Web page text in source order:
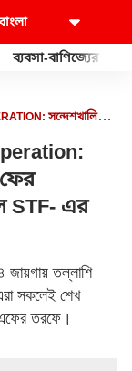
ব্যবসা-বাণিজ্যের
সন্দেশখালির
STF- এর
তল্লাশি
সকলেই শেখ
তরফে।